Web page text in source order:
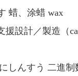
蜡、涂蜡 wax
援設計／製造
しんすう 二進